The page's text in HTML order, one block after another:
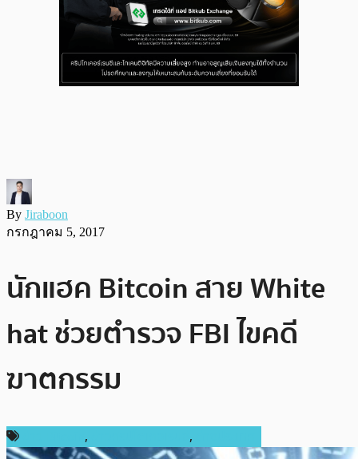
By Jiraboon
กรกฎาคม 5, 2017
นักแฮค Bitcoin สาย White
hat ช่วยตำรวจ FBI ไขคดี
ฆาตกรรม
, ,